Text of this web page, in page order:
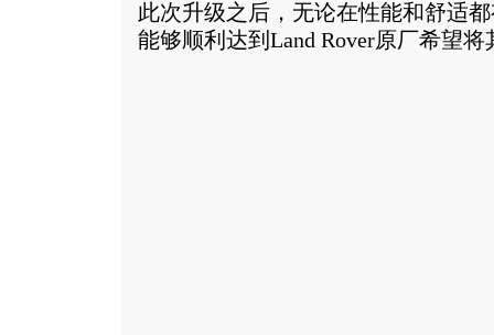
此次升级之后，无论在性能和舒适
能够顺利达到Land Rover原厂希望